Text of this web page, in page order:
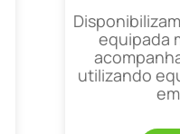
equipada
utilizando